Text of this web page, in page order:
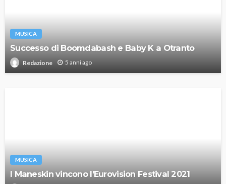
MUSICA
Successo di Boomdabash e Baby K a Otranto
Redazione 5 anni ago
MUSICA
I Maneskin vincono l’Eurovision Festival 2021